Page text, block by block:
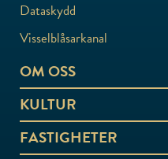
Dataskydd
Visselblåsarkanal
OM OSS
KULTUR
FASTIGHETER